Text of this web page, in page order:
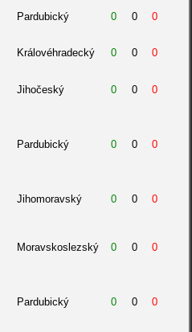
Pardubický 0 0 0
Královéhradecký 0 0 0
Jihočeský 0 0 0
Pardubický 0 0 0
Jihomoravský 0 0 0
Moravskoslezský 0 0 0
Pardubický 0 0 0